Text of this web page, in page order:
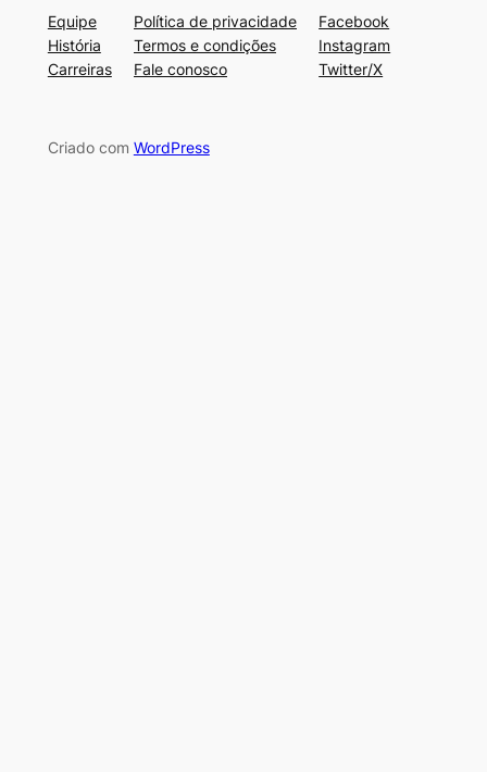
Equipe
História
Carreiras
Política de privacidade
Termos e condições
Fale conosco
Facebook
Instagram
Twitter/X
Criado com WordPress